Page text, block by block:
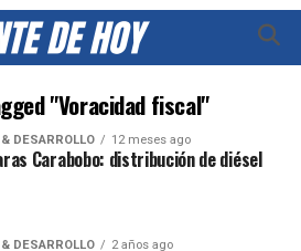
"Voracidad fiscal"
DESARROLLO 12 meses ago
Carabobo: distribución de diésel
DESARROLLO 2 años ago